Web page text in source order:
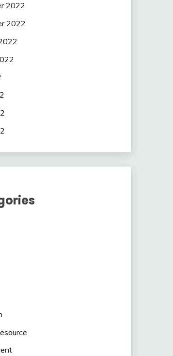
2022
2022